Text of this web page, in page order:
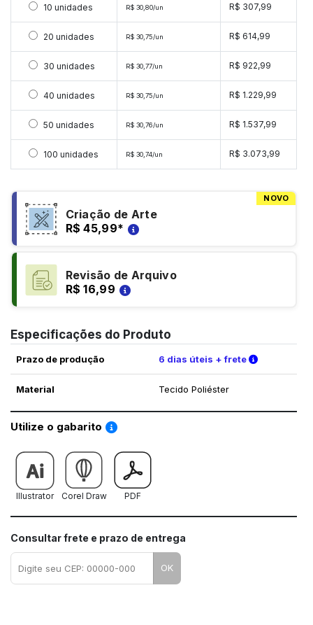
Selecionar 10 unidades
10 unidades R$ 30,80/un R$ 307,99
Selecionar 20 unidades
20 unidades R$ 30,75/un R$ 614,99
Selecionar 30 unidades
30 unidades R$ 30,77/un R$ 922,99
Selecionar 40 unidades
40 unidades R$ 30,75/un R$ 1.229,99
Selecionar 50 unidades
50 unidades R$ 30,76/un R$ 1.537,99
Selecionar 100 unidades
100 unidades R$ 30,74/un R$ 3.073,99
NOVO
Criação de Arte
R$ 45,99*
Revisão de Arquivo
R$ 16,99
Especificações do Produto
Prazo de produção 6 dias úteis + frete Verifique
Material Tecido Poliéster
Utilize o gabarito Saiba como utilizar os nossos gabaritos
Illustrator Corel Draw PDF
Consultar frete e prazo de entrega
OK